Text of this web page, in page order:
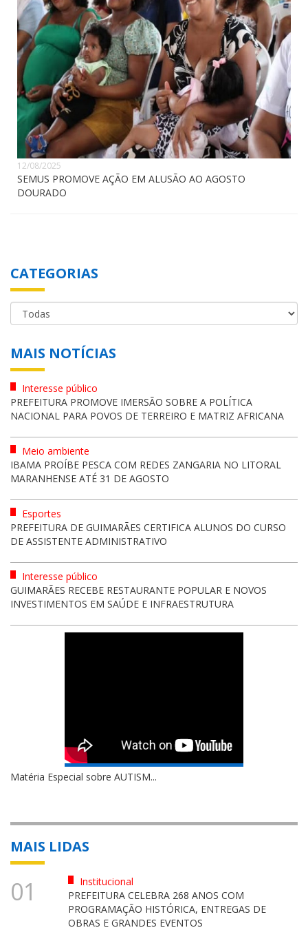
12/08/2025
SEMUS PROMOVE AÇÃO EM ALUSÃO AO AGOSTO
DOURADO
CATEGORIAS
MAIS NOTÍCIAS
Interesse público
PREFEITURA PROMOVE IMERSÃO SOBRE A POLÍTICA
NACIONAL PARA POVOS DE TERREIRO E MATRIZ AFRICANA
Meio ambiente
IBAMA PROÍBE PESCA COM REDES ZANGARIA NO LITORAL
MARANHENSE ATÉ 31 DE AGOSTO
Esportes
PREFEITURA DE GUIMARÃES CERTIFICA ALUNOS DO CURSO
DE ASSISTENTE ADMINISTRATIVO
Interesse público
GUIMARÃES RECEBE RESTAURANTE POPULAR E NOVOS
INVESTIMENTOS EM SAÚDE E INFRAESTRUTURA
Matéria Especial sobre AUTISM...
MAIS LIDAS
01
Institucional
PREFEITURA CELEBRA 268 ANOS COM
PROGRAMAÇÃO HISTÓRICA, ENTREGAS DE
OBRAS E GRANDES EVENTOS